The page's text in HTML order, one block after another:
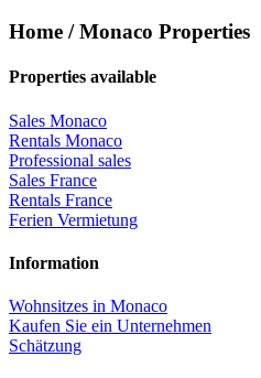
Home / Monaco Properties
Properties available
Sales Monaco
Rentals Monaco
Professional sales
Sales France
Rentals France
Ferien Vermietung
Information
Wohnsitzes in Monaco
Kaufen Sie ein Unternehmen
Schätzung